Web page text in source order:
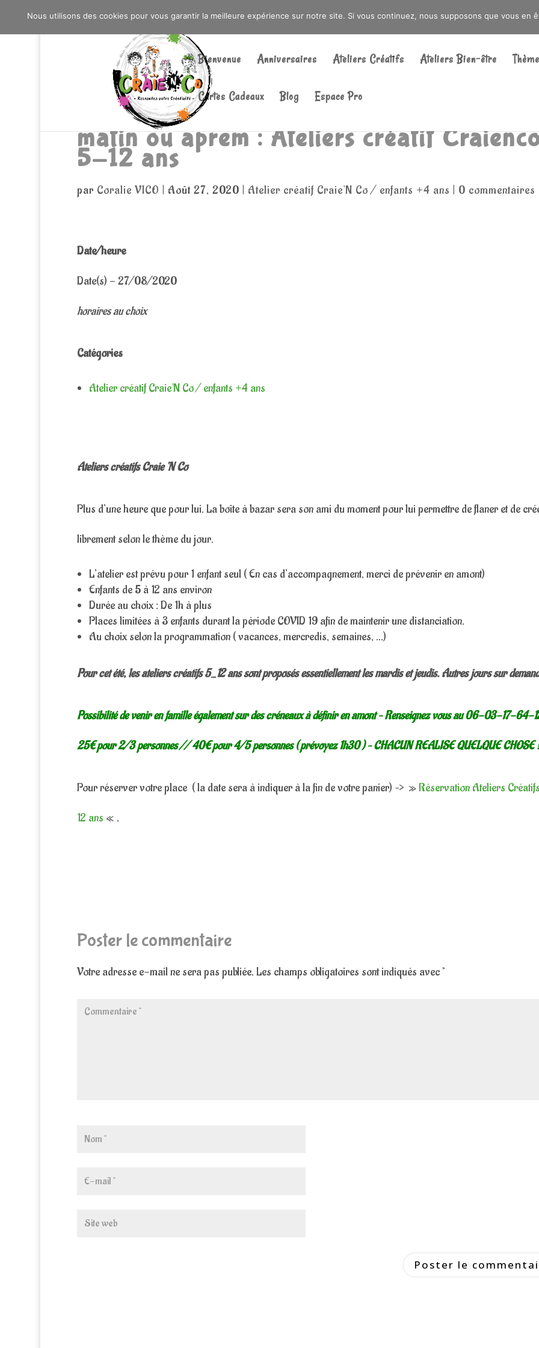
0603176412 - RDV CHEZ SO WATT À SAINT ANDRÉ OU DANS LA MÉTROPOLE LILLOISE CRAIENCO@GMAIL.COM
Bienvenue Anniversaires Ateliers Créatifs Ateliers Bien-être
Cartes Cadeaux Blog Espace Pro
Recherche
produits
matin ou aprem : Ateliers créatif
5-12 ans
par Coralie VICO | Août 27, 2020 | Atelier créatif Craie'N Co / enfants +4 ans | 0 commentaires
Date/heure
Date(s) - 27/08/2020
horaires au choix
Catégories
Atelier créatif Craie'N Co / enfants +4 ans
Ateliers créatifs Craie ‘N Co
Plus d’une heure que pour lui. La boîte à bazar sera son ami du moment pour lui permettre de flaner et de
librement selon le thème du jour.
L’atelier est prévu pour 1 enfant seul ( En cas d’accompagnement, merci de prévenir en amont)
Enfants de 5 à 12 ans environ
Durée au choix : De 1h à plus
Places limitées à 3 enfants durant la période COVID 19 afin de maintenir une distanciation.
Au choix selon la programmation ( vacances, mercredis, semaines, …)
Pour cet été, les ateliers créatifs 5_12 ans sont proposés essentiellement les mardis et jeudis. Autres jours sur
Possibilité de venir en famille également sur des créneaux à définir en amont – Renseignez vous au 06-03-17-64-
25€ pour 2/3 personnes // 40€ pour 4/5 personnes ( prévoyez 1h30 ) – CHACUN REALISE QUELQUE CHOSE !
Pour réserver votre place ( la date sera à indiquer à la fin de votre panier) –> »Réservation Ateliers
12 ans « .
Poster le commentaire
Votre adresse e-mail ne sera pas publiée. Les champs obligatoires sont indiqués avec*
Nous utilisons des cookies pour vous garantir la meilleure expérience sur notre site. Si vous continuez, nous supposons que vous en